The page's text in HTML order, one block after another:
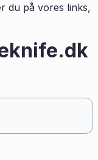
du på vores links,